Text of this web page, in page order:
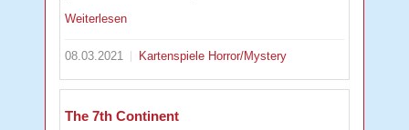
Weiterlesen
08.03.2021 Kartenspiele Horror/Mystery
The 7th Continent